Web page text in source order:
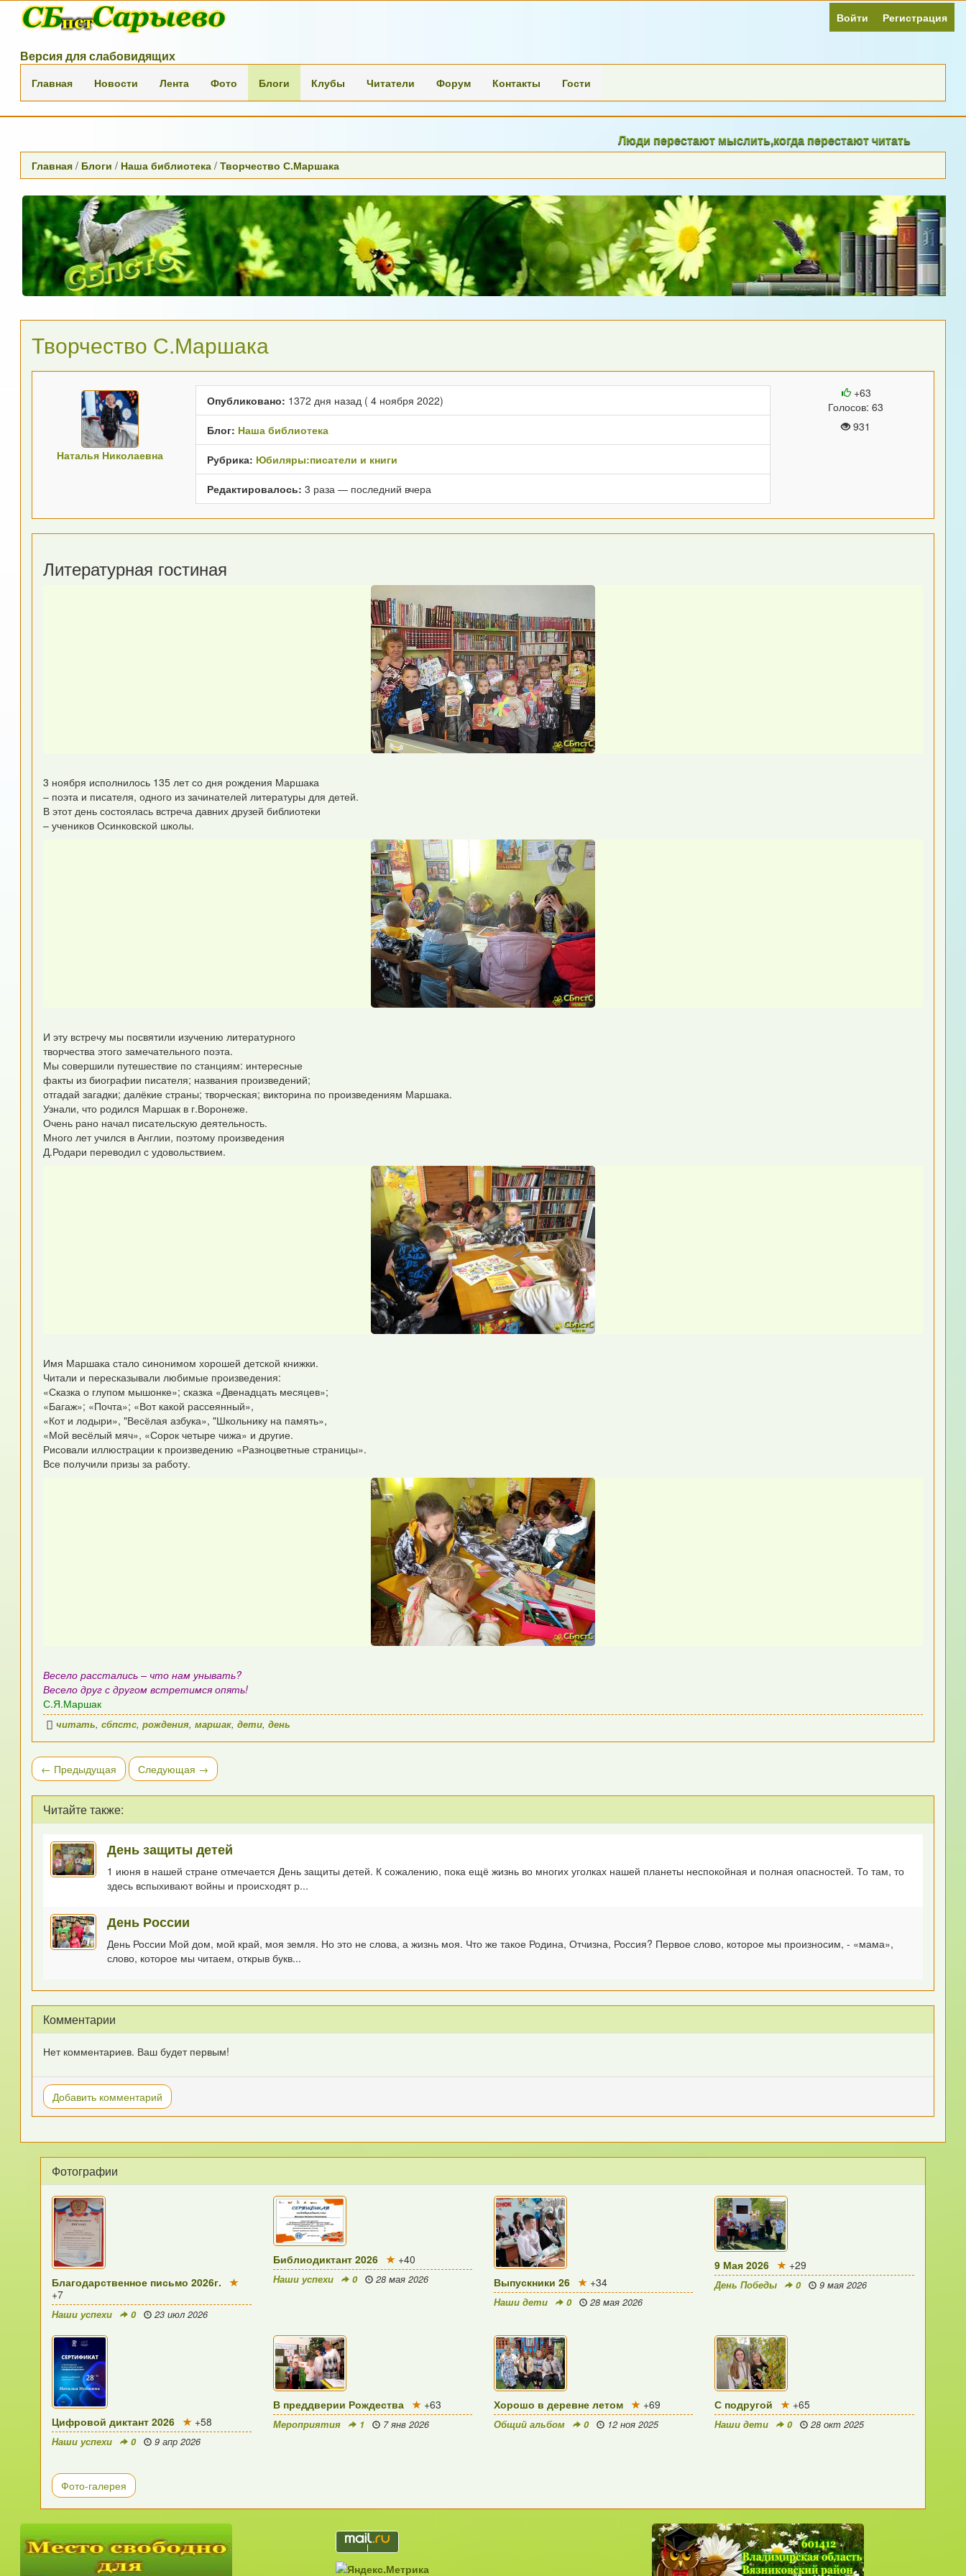
Войти Регистрация
Версия для слабовидящих
Главная Новости Лента Фото Блоги Клубы Читатели Форум Контакты Гости
Люди перестают мыслить,когда перестают читать
Главная / Блоги / Наша библиотека /Творчество С.Маршака
Творчество С.Маршака
Наталья Николаевна
Опубликовано: 1372 дня назад ( 4 ноября 2022)
Блог: Наша библиотека
Рубрика: Юбиляры:писатели и книги
Редактировалось: 3 раза — последний вчера
+63
Голосов: 63
931
Литературная гостиная
3 ноября исполнилось 135 лет со дня рождения Маршака
– поэта и писателя, одного из зачинателей литературы для детей.
В этот день состоялась встреча давних друзей библиотеки
– учеников Осинковской школы.
И эту встречу мы посвятили изучению литературного
творчества этого замечательного поэта.
Мы совершили путешествие по станциям: интересные
факты из биографии писателя; названия произведений;
отгадай загадки; далёкие страны; творческая; викторина по произведениям Маршака.
Узнали, что родился Маршак в г.Воронеже.
Очень рано начал писательскую деятельность.
Много лет учился в Англии, поэтому произведения
Д.Родари переводил с удовольствием.
Имя Маршака стало синонимом хорошей детской книжки.
Читали и пересказывали любимые произведения:
«Сказка о глупом мышонке»; сказка «Двенадцать месяцев»;
«Багаж»; «Почта»; «Вот какой рассеянный»,
«Кот и лодыри», "Весёлая азбука», "Школьнику на память»,
«Мой весёлый мяч», «Сорок четыре чижа» и другие.
Рисовали иллюстрации к произведению «Разноцветные страницы».
Все получили призы за работу.
Весело расстались – что нам унывать?
Весело друг с другом встретимся опять!
С.Я.Маршак
читать,сбпстс,рождения,маршак,дети,день
← Предыдущая Следующая →
Читайте также:
День защиты детей
1 июня в нашей стране отмечается День защиты детей. К сожалению, пока ещё жизнь во многих уголках нашей планеты неспокойная и полная опасностей. То там, то
здесь вспыхивают войны и происходят р...
День России
День России Мой дом, мой край, моя земля. Но это не слова, а жизнь моя. Что же такое Родина, Отчизна, Россия? Первое слово, которое мы произносим, - «мама»,
слово, которое мы читаем, открыв букв...
Комментарии
Нет комментариев. Ваш будет первым!
Добавить комментарий
Фотографии
Благодарственное письмо 2026г.
+7
Наши успехи 0 23 июл 2026
Библиодиктант 2026 +40
Наши успехи 0 28 мая 2026 Выпускники 26 +34
Наши дети 0 28 мая 2026
9 Мая 2026 +29
День Победы 0 9 мая 2026
Цифровой диктант 2026 +58
Наши успехи 0 9 апр 2026
В преддверии Рождества +63
Мероприятия 1 7 янв 2026
Хорошо в деревне летом +69
Общий альбом 0 12 ноя 2025
С подругой +65
Наши дети 0 28 окт 2025
Фото-галерея